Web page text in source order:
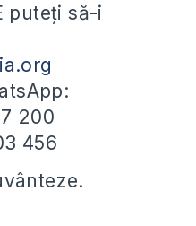
puteți să-i
200
456